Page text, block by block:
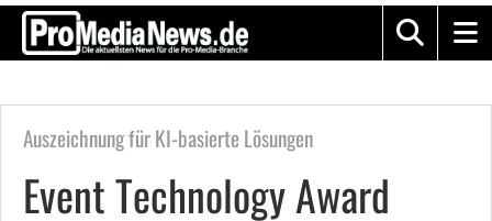
Auszeichnung für KI-basierte Lösungen
Event Technology Award